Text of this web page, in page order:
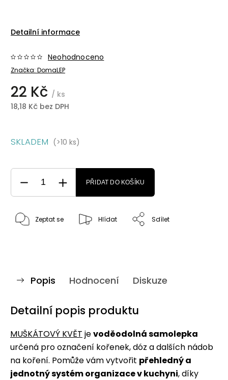
Detailní informace
Značka: DomaLEP
Neohodnoceno
22 Kč / ks
18,18 Kč bez DPH
SKLADEM (>10 ks)
PŘIDAT DO KOŠÍKU
Zeptat se Hlídat Sdílet
Popis Hodnocení Diskuze
Detailní popis produktu
MUŠKÁTOVÝ KVĚT jevoděodolná samolepka
určená pro označení kořenek, dóz a dalších nádob
na koření. Pomůže vám vytvořit přehledný a
jednotný systém organizace v kuchyni, díky